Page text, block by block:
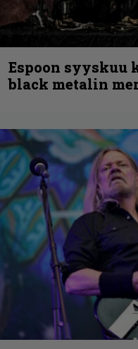
Espoon syyskuu
black metalin